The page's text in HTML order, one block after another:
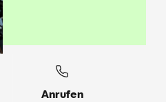
Anrufen